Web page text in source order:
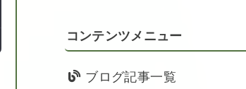
コンテンツメニュー
ブログ記事一覧